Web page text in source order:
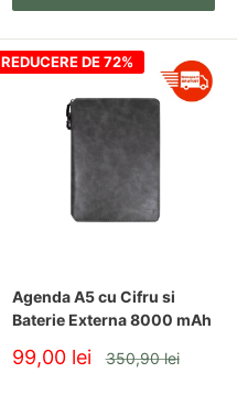
REDUCERE DE 72%
Agenda A5 cu Cifru si
Baterie Externa 8000 mAh
Pret
redus
99,00 lei Pret
350,90 lei